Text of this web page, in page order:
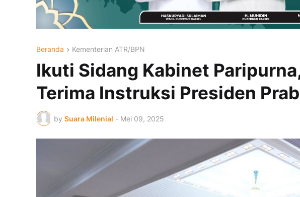
Beranda Kementerian ATR/BPN
Ikuti Sidang Kabinet
Terima Instruksi Presiden
by Suara Milenial - Mei 09, 2025